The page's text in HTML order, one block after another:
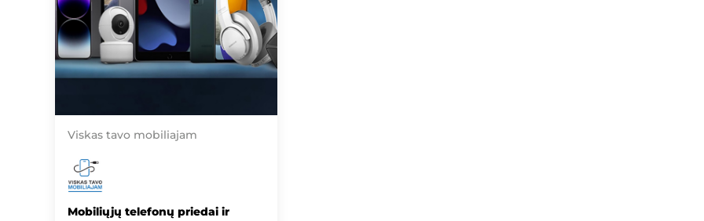
Viskas tavo mobiliajam
Mobiliųjų telefonų priedai ir